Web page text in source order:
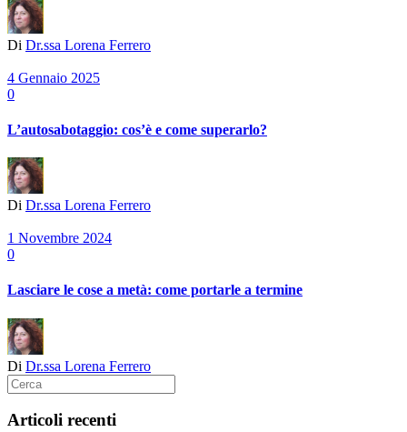
Di Dr.ssa Lorena Ferrero
4 Gennaio 2025
0
L’autosabotaggio: cos’è e come superarlo?
Di Dr.ssa Lorena Ferrero
1 Novembre 2024
0
Lasciare le cose a metà: come portarle a termine
Di Dr.ssa Lorena Ferrero
Articoli recenti